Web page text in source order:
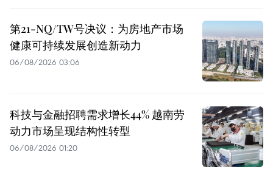
第21-NQ/TW号决议：为房地产市场
健康可持续发展创造新动力
06/08/2026 03:06
科技与金融招聘需求增长44% 越南劳
动力市场呈现结构性转型
06/08/2026 01:20